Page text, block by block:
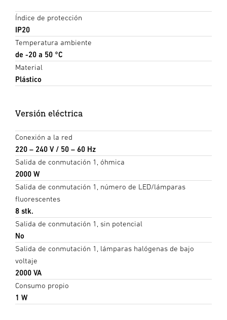
Índice de protección
IP20
Temperatura ambiente
de -20 a 50 °C
Material
Plástico
Versión eléctrica
Conexión a la red
220 – 240 V / 50 – 60 Hz
Salida de conmutación 1, óhmica
2000 W
Salida de conmutación 1, número de LED/lámparas
fluorescentes
8 stk.
Salida de conmutación 1, sin potencial
No
Salida de conmutación 1, lámparas halógenas de bajo
voltaje
2000 VA
Consumo propio
1 W